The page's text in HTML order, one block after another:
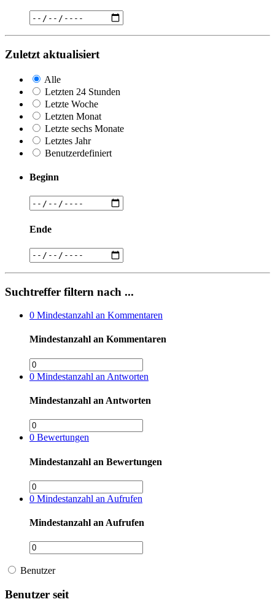
Zuletzt aktualisiert
Alle
Letzten 24 Stunden
Letzte Woche
Letzten Monat
Letzte sechs Monate
Letztes Jahr
Benutzerdefiniert
Beginn
Ende
Suchtreffer filtern nach ...
0 Mindestanzahl an Kommentaren
Mindestanzahl an Kommentaren
0 Mindestanzahl an Antworten
Mindestanzahl an Antworten
0 Bewertungen
Mindestanzahl an Bewertungen
0 Mindestanzahl an Aufrufen
Mindestanzahl an Aufrufen
Benutzer
Benutzer seit